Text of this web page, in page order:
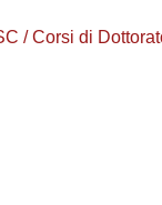
/ Corsi di